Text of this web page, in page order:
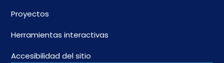
Proyectos
Herramientas interactivas
Accesibilidad del sitio